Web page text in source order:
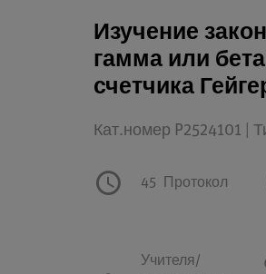
Изучение
гамма или
счетчика
Кат.номер P2524101 |
45 Протокол
Учителя/